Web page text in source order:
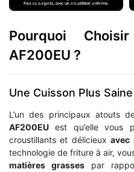
Pourquoi
AF200EU ?
Une Cuisson Plus Saine
L’un des principaux atouts
AF200EU est qu’elle vous
croustillants et délicieuxavec
technologie de friture à air,
matières grasses par